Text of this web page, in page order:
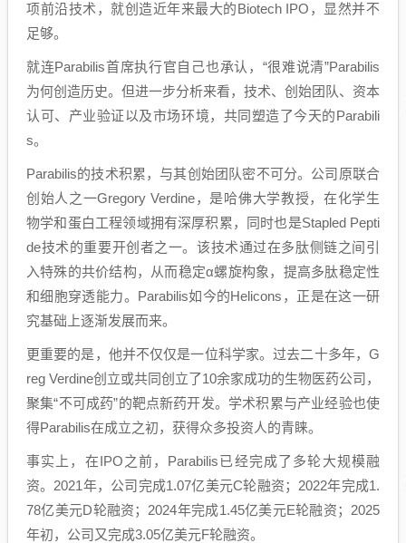
项前沿技术，就创造近年来最大的Biotech IPO，显然并不
足够。
就连Parabilis首席执行官自己也承认，“很难说清”Parabilis
为何创造历史。但进一步分析来看，技术、创始团队、资本
认可、产业验证以及市场环境，共同塑造了今天的Parabili
s。
Parabilis的技术积累，与其创始团队密不可分。公司原联合
创始人之一Gregory Verdine，是哈佛大学教授，在化学生
物学和蛋白工程领域拥有深厚积累，同时也是Stapled Pepti
de技术的重要开创者之一。该技术通过在多肽侧链之间引
入特殊的共价结构，从而稳定α螺旋构象，提高多肽稳定性
和细胞穿透能力。Parabilis如今的Helicons，正是在这一研
究基础上逐渐发展而来。
更重要的是，他并不仅仅是一位科学家。过去二十多年，G
reg Verdine创立或共同创立了10余家成功的生物医药公司，
聚集“不可成药”的靶点新药开发。学术积累与产业经验也使
得Parabilis在成立之初，获得众多投资人的青睐。
事实上，在IPO之前，Parabilis已经完成了多轮大规模融
资。2021年，公司完成1.07亿美元C轮融资；2022年完成1.
78亿美元D轮融资；2024年完成1.45亿美元E轮融资；2025
年初，公司又完成3.05亿美元F轮融资。